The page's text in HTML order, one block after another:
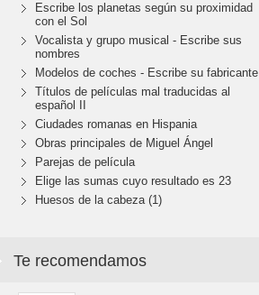
Escribe los planetas según su proximidad
con el Sol
Vocalista y grupo musical - Escribe sus
nombres
Modelos de coches - Escribe su fabricante
Títulos de películas mal traducidas al
español II
Ciudades romanas en Hispania
Obras principales de Miguel Ángel
Parejas de película
Elige las sumas cuyo resultado es 23
Huesos de la cabeza (1)
Te recomendamos